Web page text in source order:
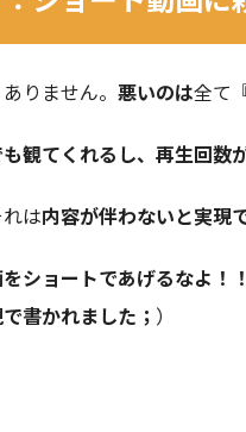
りません。 悪いのは全て
観てくれるし、再生回数
は内容が伴わないと実現
ショートであげるなよ！！
書かれました； ）